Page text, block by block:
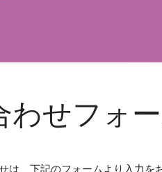
わせフォ
は、下記のフォームより入力を